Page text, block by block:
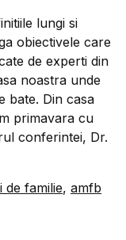
lungi si
obiectivele care
de experti din
noastra unde
bate. Din casa
primavara cu
conferintei, Dr.
de familie, amfb